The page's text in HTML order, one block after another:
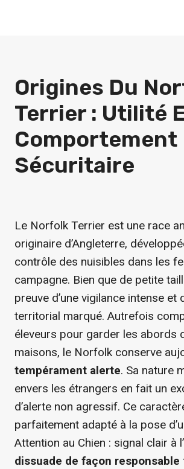
Origines Du
Terrier : Utilité
Comportement
Sécuritaire
Le Norfolk Terrier est une race
originaire d’Angleterre,
contrôle des nuisibles dans les
campagne. Bien que de petite
preuve d’une vigilance intense et
territorial marqué. Autrefois
éleveurs pour garder les abords
maisons, le Norfolk conserve
tempérament alerte. Sa nature
envers les étrangers en fait un
d’alerte non agressif. Ce
parfaitement adapté à la pose
Attention au Chien : signal clair à
dissuade de façon responsable